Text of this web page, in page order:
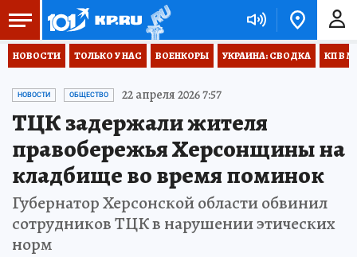
НОВОСТИ ТОЛЬКО У НАС ВОЕНКОРЫ УКРАИНА: СВОДКА КП В
НОВОСТИ ОБЩЕСТВО 22 апреля 2026 7:57
ТЦК задержали жителя
правобережья Херсонщины на
кладбище во время поминок
Губернатор Херсонской области обвинил
сотрудников ТЦК в нарушении этических
норм